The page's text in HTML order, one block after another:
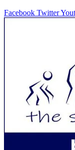
Facebook Twitter